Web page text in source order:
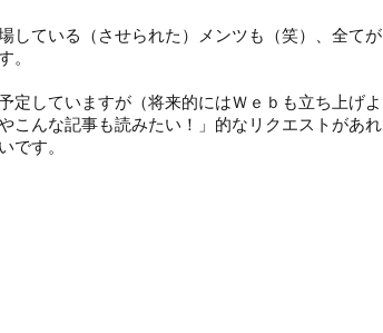
している（させられた）メンツも（笑）、全てが
。
定していますが（将来的にはＷｅｂも立ち上げよ
こんな記事も読みたい！」的なリクエストがあれ
です。